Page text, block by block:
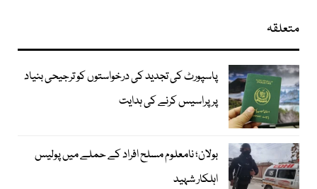
متعلقہ
پاسپورٹ کی تجدید کی درخواستوں کو ترجیحی بنیاد
پر پراسیس کرنے کی ہدایت
بولان؛ نامعلوم مسلح افراد کے حملے میں پولیس
اہلکار شہید